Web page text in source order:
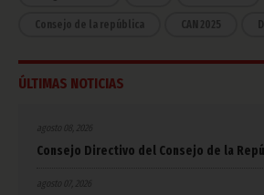
Consejo de la república CAN 2025
ÚLTIMAS NOTICIAS
Consejo Directivo del Consejo de la
agosto 07, 2026